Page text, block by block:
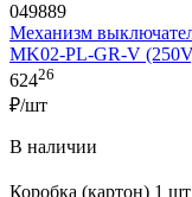
049889
Механизм
MK02-PL-GR-V
62426
₽/шт
В наличии
Коробка (картон) 1